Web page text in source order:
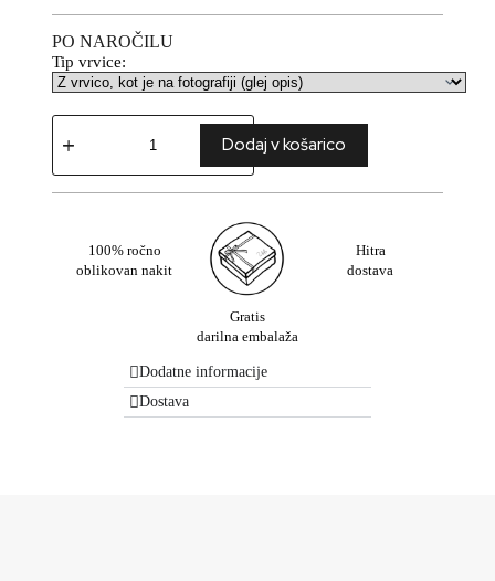
PO NAROČILU
Tip vrvice:
Dodaj v košarico
100% ročno
oblikovan nakit
Gratis
darilna embalaža
Hitra
dostava
Dodatne informacije
Dostava